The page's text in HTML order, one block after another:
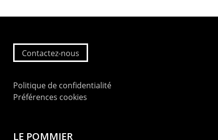
Contactez-nous
Politique de confidentialité
Préférences cookies
LE POMMIER